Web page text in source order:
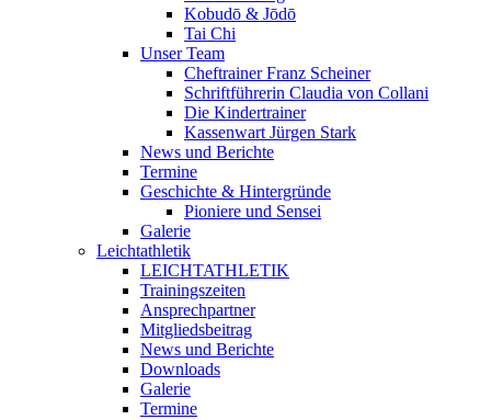
Kobudō & Jōdō
Tai Chi
Unser Team
Cheftrainer Franz Scheiner
Schriftführerin Claudia von Collani
Die Kindertrainer
Kassenwart Jürgen Stark
News und Berichte
Termine
Geschichte & Hintergründe
Pioniere und Sensei
Galerie
Leichtathletik
LEICHTATHLETIK
Trainingszeiten
Ansprechpartner
Mitgliedsbeitrag
News und Berichte
Downloads
Galerie
Termine